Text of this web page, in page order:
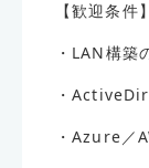
【歓迎条件】
・LAN構築
・
・Azure／